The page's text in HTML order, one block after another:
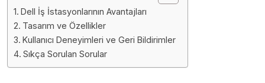
Dell İş İstasyonlarının Avantajları
Tasarım ve Özellikler
Kullanıcı Deneyimleri ve Geri Bildirimler
Sıkça Sorulan Sorular